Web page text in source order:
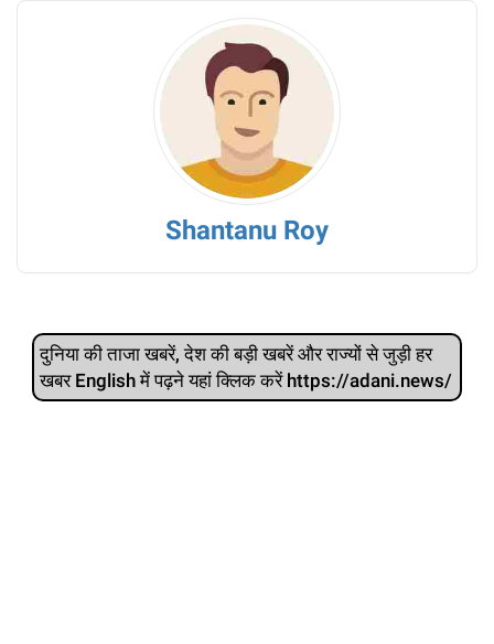
Shantanu Roy
दुनिया की ताजा खबरें, देश की बड़ी खबरें और राज्‍यों से जुड़ी हर
खबर English में पढ़ने यहां क्लिक करें https://adani.news/